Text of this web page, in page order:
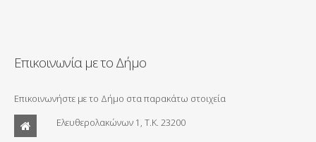
Επικοινωνία με το Δήμο
Επικοινωνήστε με το Δήμο στα παρακάτω στοιχεία
Ελευθερολακώνων 1, Τ.Κ. 23200